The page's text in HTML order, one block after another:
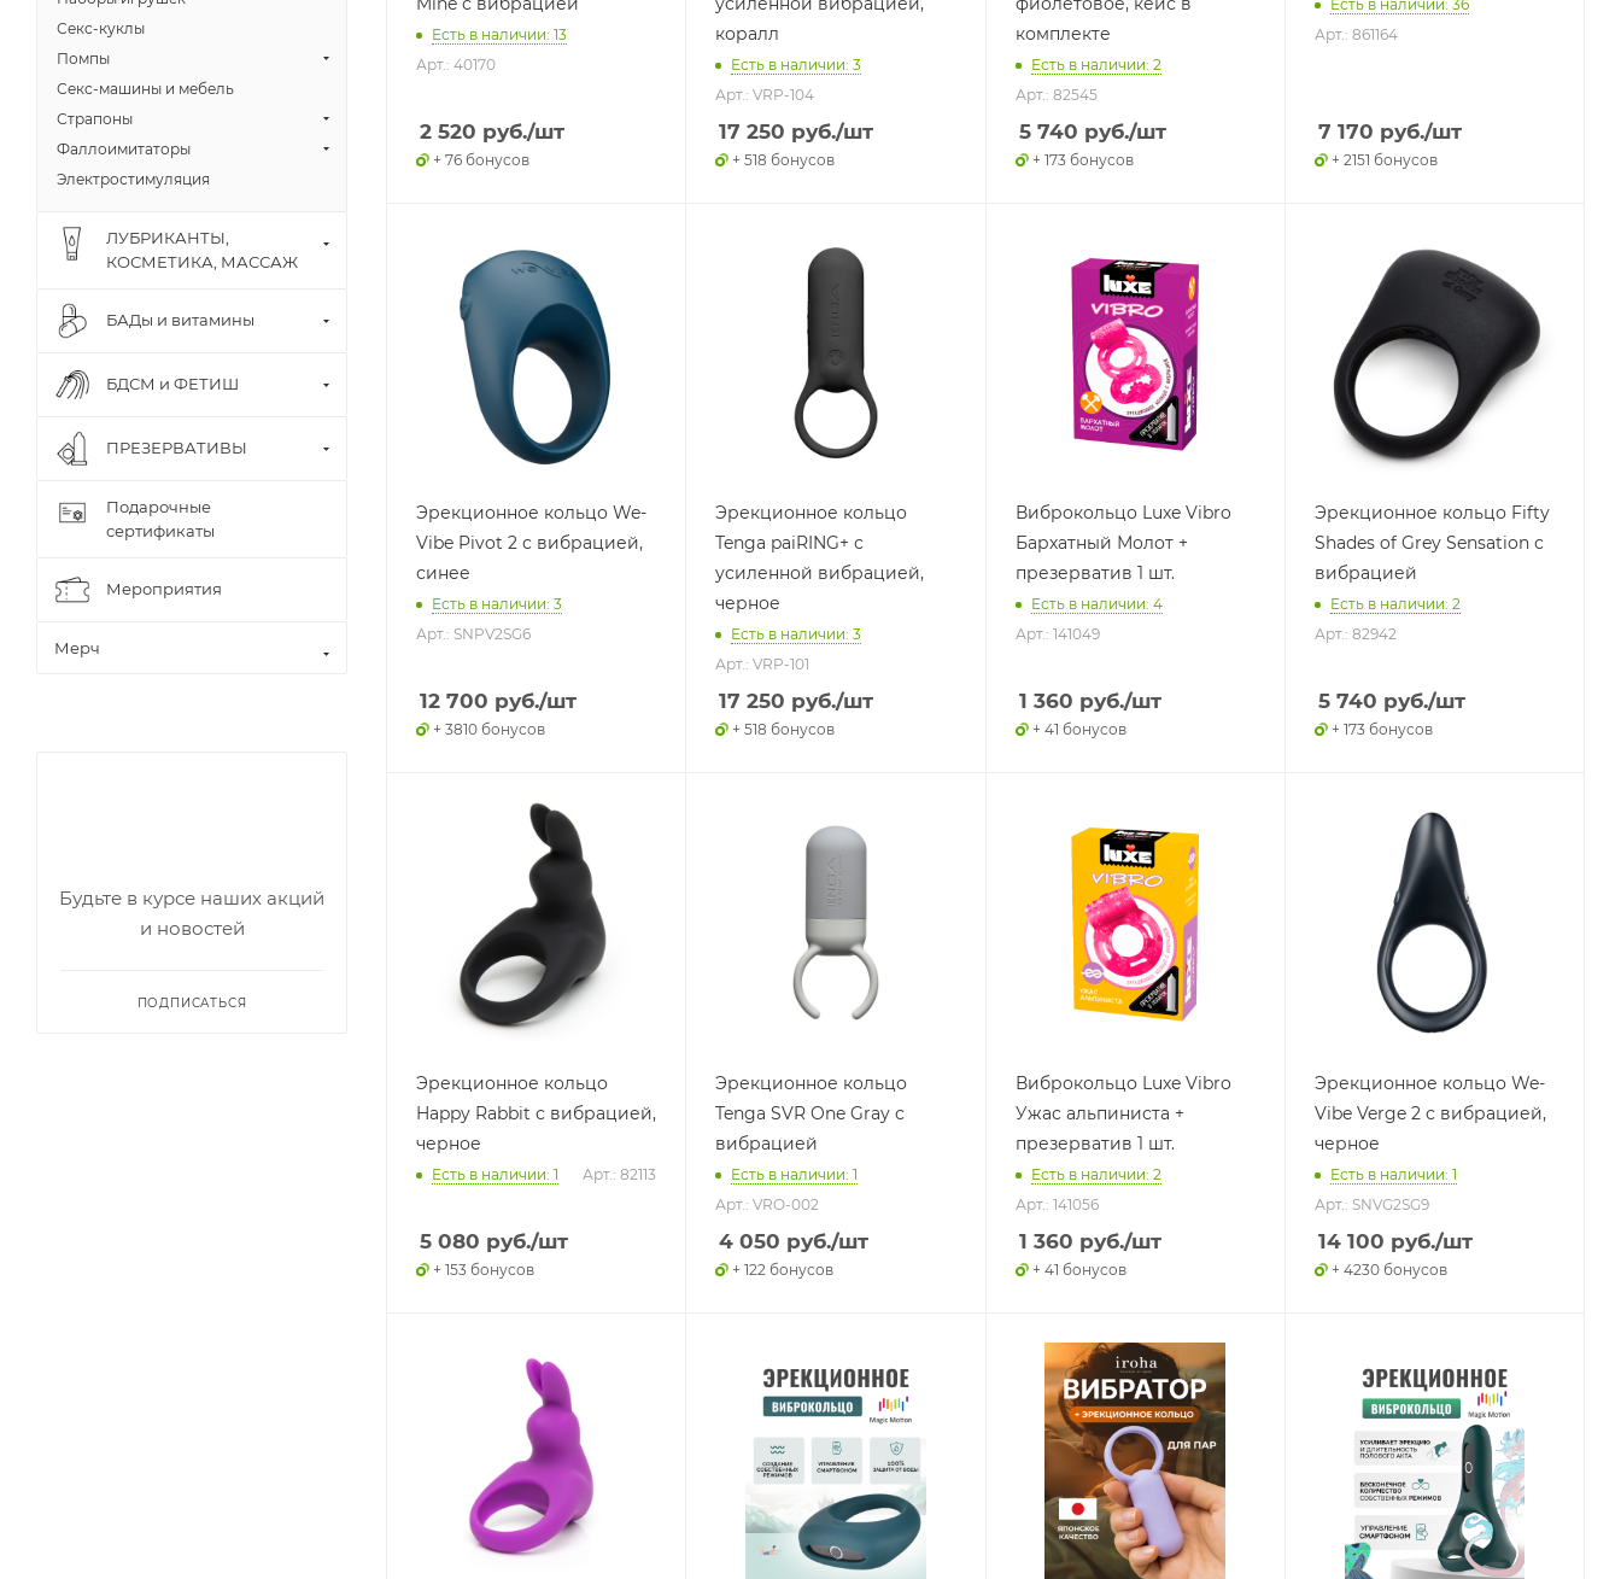
Есть в наличии: 13
Арт.: 40170
2 520 руб./шт
+ 76 бонусов
коралл
Есть в наличии: 3
Арт.: VRP-104
17 250 руб./шт
+ 518 бонусов
комплекте
Есть в наличии: 2
Арт.: 82545
5 740 руб./шт
+ 173 бонусов
Есть в наличии: 36
Арт.: 861164
7 170 руб./шт
+ 2151 бонусов
Эрекционное кольцо We-
Vibe Pivot 2 с вибрацией,
синее
Есть в наличии: 3
Арт.: SNPV2SG6
12 700 руб./шт
+ 3810 бонусов
Эрекционное кольцо
Tenga paiRING+ с
усиленной вибрацией,
черное
Есть в наличии: 3
Арт.: VRP-101
17 250 руб./шт
+ 518 бонусов
Виброкольцо Luxe Vibro
Бархатный Молот +
презерватив 1 шт.
Есть в наличии: 4
Арт.: 141049
1 360 руб./шт
+ 41 бонусов
Эрекционное кольцо Fifty
Shades of Grey Sensation с
вибрацией
Есть в наличии: 2
Арт.: 82942
5 740 руб./шт
+ 173 бонусов
Эрекционное кольцо
Happy Rabbit с вибрацией,
черное
Есть в наличии: 1 Арт.: 82113
5 080 руб./шт
+ 153 бонусов
Эрекционное кольцо
Tenga SVR One Gray с
вибрацией
Есть в наличии: 1
Арт.: VRO-002
4 050 руб./шт
+ 122 бонусов
Виброкольцо Luxe Vibro
Ужас альпиниста +
презерватив 1 шт.
Есть в наличии: 2
Арт.: 141056
1 360 руб./шт
+ 41 бонусов
Эрекционное кольцо We-
Vibe Verge 2 с вибрацией,
черное
Есть в наличии: 1
Арт.: SNVG2SG9
14 100 руб./шт
+ 4230 бонусов
Секс-куклы
Помпы
Секс-машины и мебель
Страпоны
Фаллоимитаторы
Электростимуляция
ЛУБРИКАНТЫ,
КОСМЕТИКА, МАССАЖ
БАДы и витамины
БДСМ и ФЕТИШ
ПРЕЗЕРВАТИВЫ
Подарочные
сертификаты
Мероприятия
Мерч
Будьте в курсе наших акций
и новостей
ПОДПИСАТЬСЯ